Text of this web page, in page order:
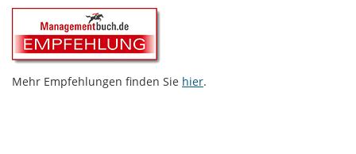
Mehr Empfehlungen finden Sie hier.